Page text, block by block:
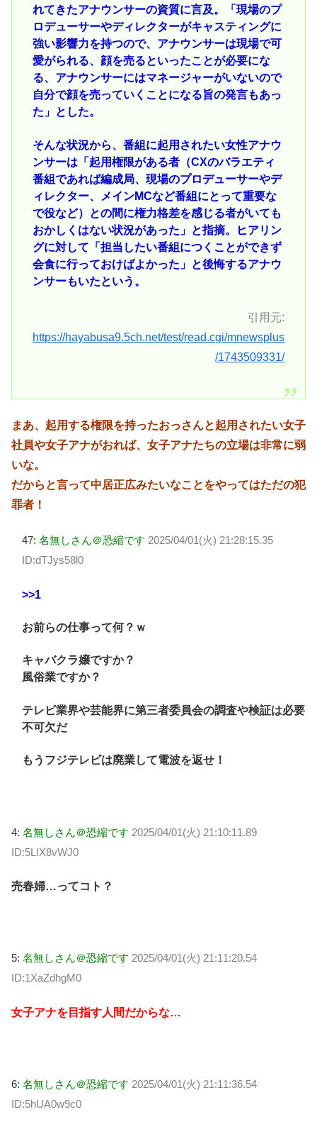
れてきたアナウンサーの資質に言及。「現場のプ
ロデューサーやディレクターがキャスティングに
強い影響力を持つので、アナウンサーは現場で可
愛がられる、顔を売るといったことが必要にな
る、アナウンサーにはマネージャーがいないので
自分で顔を売っていくことになる旨の発言もあっ
た」とした。
そんな状況から、番組に起用されたい女性アナウ
ンサーは「起用権限がある者（CXのバラエティ
番組であれば編成局、現場のプロデューサーやデ
ィレクター、メインMCなど番組にとって重要な
で役など）との間に権力格差を感じる者がいても
おかしくはない状況があった」と指摘。ヒアリン
グに対して「担当したい番組につくことができず
会食に行っておけばよかった」と後悔するアナウ
ンサーもいたという。
引用元:
https://hayabusa9.5ch.net/test/read.cgi/mnewsplus
/1743509331/
まあ、起用する権限を持ったおっさんと起用されたい女子
社員や女子アナがおれば、女子アナたちの立場は非常に弱
いな。
だからと言って中居正広みたいなことをやってはただの犯
罪者！
47: 名無しさん＠恐縮です 2025/04/01(火) 21:28:15.35
ID:dTJys58l0
>>1
お前らの仕事って何？ｗ
キャバクラ嬢ですか？
風俗業ですか？
テレビ業界や芸能界に第三者委員会の調査や検証は必要
不可欠だ
もうフジテレビは廃業して電波を返せ！
4: 名無しさん＠恐縮です 2025/04/01(火) 21:10:11.89
ID:5LIX8vWJ0
売春婦…ってコト？
5: 名無しさん＠恐縮です 2025/04/01(火) 21:11:20.54
ID:1XaZdhgM0
女子アナを目指す人間だからな…
6: 名無しさん＠恐縮です 2025/04/01(火) 21:11:36.54
ID:5hUA0w9c0